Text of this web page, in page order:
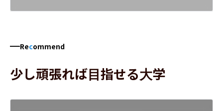
Recommend
少し頑張れば目指せる大学